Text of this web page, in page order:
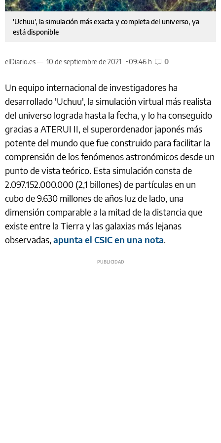
'Uchuu', la simulación más exacta y completa del universo, ya
está disponible
elDiario.es — 10 de septiembre de 2021 09:46 h 0
Un equipo internacional de investigadores ha
desarrollado 'Uchuu', la simulación virtual más realista
del universo lograda hasta la fecha, y lo ha conseguido
gracias a ATERUI II, el superordenador japonés más
potente del mundo que fue construido para facilitar la
comprensión de los fenómenos astronómicos desde un
punto de vista teórico. Esta simulación consta de
2.097.152.000.000 (2,1 billones) de partículas en un
cubo de 9.630 millones de años luz de lado, una
dimensión comparable a la mitad de la distancia que
existe entre la Tierra y las galaxias más lejanas
observadas, apunta el CSIC en una nota.